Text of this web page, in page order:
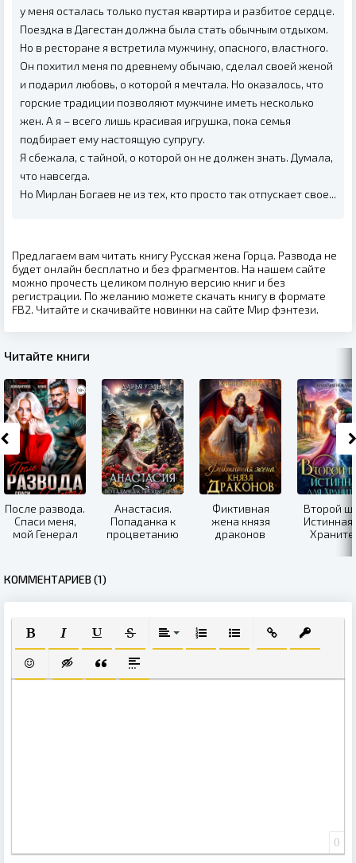
у меня осталась только пустая квартира и разбитое сердце.
Поездка в Дагестан должна была стать обычным отдыхом.
Но в ресторане я встретила мужчину, опасного, властного.
Он похитил меня по древнему обычаю, сделал своей женой
и подарил любовь, о которой я мечтала. Но оказалось, что
горские традиции позволяют мужчине иметь несколько
жен. А я – всего лишь красивая игрушка, пока семья
подбирает ему настоящую супругу.
Я сбежала, с тайной, о которой он не должен знать. Думала,
что навсегда.
Но Мирлан Богаев не из тех, кто просто так отпускает свое...
Предлагаем вам читать книгу Русская жена Горца. Развода не
будет онлайн бесплатно и без фрагментов. На нашем сайте
можно прочесть целиком полную версию книг и без
регистрации. По желанию можете скачать книгу в формате
FB2. Читайте и скачивайте новинки на сайте Мир фэнтези.
Читайте книги
После развода.
Спаси меня,
мой Генерал
Анастасия.
Попаданка к
процветанию
Фиктивная
жена князя
драконов
Второй
Истинная
КОММЕНТАРИЕВ (1)
ПОЛУЖИРНЫЙ
КУРСИВПОДЧЕРКНУТЫЙ
ЗАЧЕРКНУТЫЙВЫРАВНИВАНИЕ
НУМЕРОВАННЫЙ СПИСОК
МАРКИРОВАННЫЙ
ВСТАВИТЬ
ВСТАВИТЬ СМАЙЛИК
ВСТАВКА СКРЫТОГО ТЕКСТА
ВСТАВКА ЦИТАТЫ
ВСТАВКА СПОЙЛЕРА
0